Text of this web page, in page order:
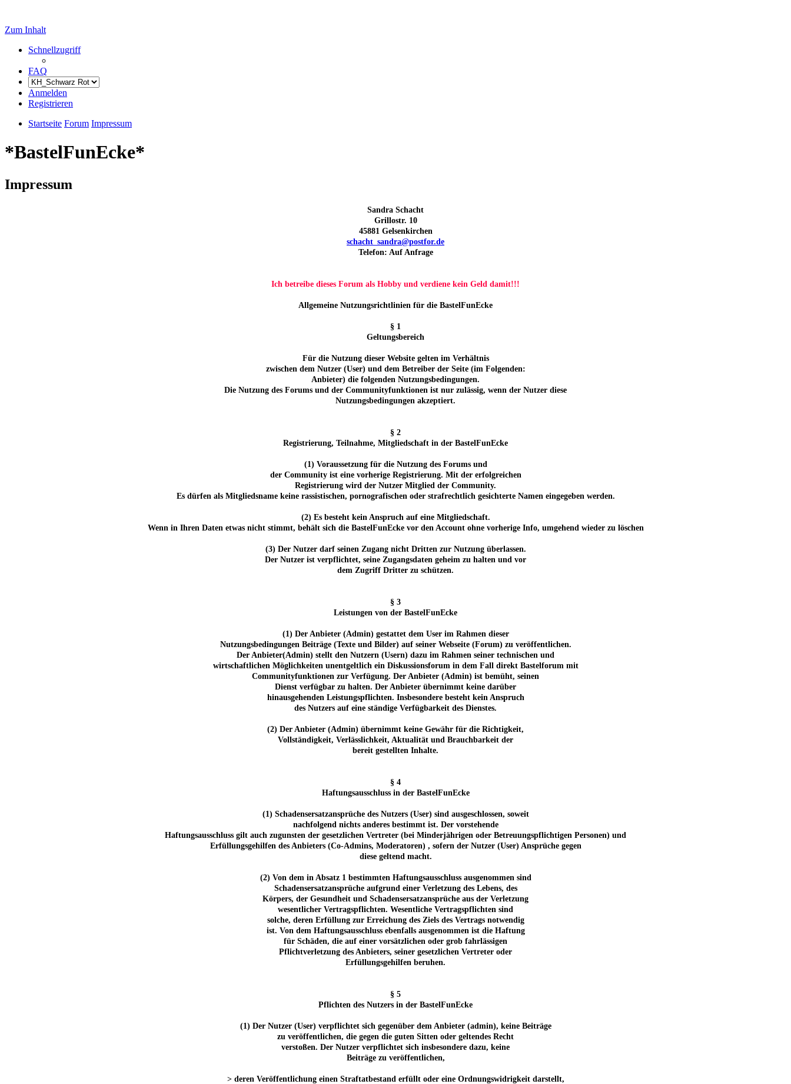
Zum Inhalt
Schnellzugriff
FAQ
Anmelden
Registrieren
Startseite Forum Impressum
*BastelFunEcke*
Impressum
Sandra Schacht
Grillostr. 10
45881 Gelsenkirchen
schacht_sandra@postfor.de
Telefon: Auf Anfrage
Ich betreibe dieses Forum als Hobby und verdiene kein Geld damit!!!
Allgemeine Nutzungsrichtlinien für die BastelFunEcke
§ 1
Geltungsbereich
Für die Nutzung dieser Website gelten im Verhältnis
zwischen dem Nutzer (User) und dem Betreiber der Seite (im Folgenden:
Anbieter) die folgenden Nutzungsbedingungen.
Die Nutzung des Forums und der Communityfunktionen ist nur zulässig, wenn der Nutzer diese
Nutzungsbedingungen akzeptiert.
§ 2
Registrierung, Teilnahme, Mitgliedschaft in der BastelFunEcke
(1) Voraussetzung für die Nutzung des Forums und
der Community ist eine vorherige Registrierung. Mit der erfolgreichen
Registrierung wird der Nutzer Mitglied der Community.
Es dürfen als Mitgliedsname keine rassistischen, pornografischen oder strafrechtlich gesichterte Namen eingegeben werden.
(2) Es besteht kein Anspruch auf eine Mitgliedschaft.
Wenn in Ihren Daten etwas nicht stimmt, behält sich die BastelFunEcke vor den Account ohne vorherige Info, umgehend wieder zu löschen
(3) Der Nutzer darf seinen Zugang nicht Dritten zur Nutzung überlassen.
Der Nutzer ist verpflichtet, seine Zugangsdaten geheim zu halten und vor
dem Zugriff Dritter zu schützen.
§ 3
Leistungen von der BastelFunEcke
(1) Der Anbieter (Admin) gestattet dem User im Rahmen dieser
Nutzungsbedingungen Beiträge (Texte und Bilder) auf seiner Webseite (Forum) zu veröffentlichen.
Der Anbieter(Admin) stellt den Nutzern (Usern) dazu im Rahmen seiner technischen und
wirtschaftlichen Möglichkeiten unentgeltlich ein Diskussionsforum in dem Fall direkt Bastelforum mit
Communityfunktionen zur Verfügung. Der Anbieter (Admin) ist bemüht, seinen
Dienst verfügbar zu halten. Der Anbieter übernimmt keine darüber
hinausgehenden Leistungspflichten. Insbesondere besteht kein Anspruch
des Nutzers auf eine ständige Verfügbarkeit des Dienstes.
(2) Der Anbieter (Admin) übernimmt keine Gewähr für die Richtigkeit,
Vollständigkeit, Verlässlichkeit, Aktualität und Brauchbarkeit der
bereit gestellten Inhalte.
§ 4
Haftungsausschluss in der BastelFunEcke
(1) Schadensersatzansprüche des Nutzers (User) sind ausgeschlossen, soweit
nachfolgend nichts anderes bestimmt ist. Der vorstehende
Haftungsausschluss gilt auch zugunsten der gesetzlichen Vertreter (bei Minderjährigen oder Betreuungspflichtigen Personen) und
Erfüllungsgehilfen des Anbieters (Co-Admins, Moderatoren) , sofern der Nutzer (User) Ansprüche gegen
diese geltend macht.
(2) Von dem in Absatz 1 bestimmten Haftungsausschluss ausgenommen sind
Schadensersatzansprüche aufgrund einer Verletzung des Lebens, des
Körpers, der Gesundheit und Schadensersatzansprüche aus der Verletzung
wesentlicher Vertragspflichten. Wesentliche Vertragspflichten sind
solche, deren Erfüllung zur Erreichung des Ziels des Vertrags notwendig
ist. Von dem Haftungsausschluss ebenfalls ausgenommen ist die Haftung
für Schäden, die auf einer vorsätzlichen oder grob fahrlässigen
Pflichtverletzung des Anbieters, seiner gesetzlichen Vertreter oder
Erfüllungsgehilfen beruhen.
§ 5
Pflichten des Nutzers in der BastelFunEcke
(1) Der Nutzer (User) verpflichtet sich gegenüber dem Anbieter (admin), keine Beiträge
zu veröffentlichen, die gegen die guten Sitten oder geltendes Recht
verstoßen. Der Nutzer verpflichtet sich insbesondere dazu, keine
Beiträge zu veröffentlichen,
> deren Veröffentlichung einen Straftatbestand erfüllt oder eine Ordnungswidrigkeit darstellt,